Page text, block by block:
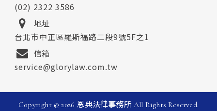
地址
台北市中正區羅斯福路二段9號5F之1
(02) 2322 3586
信箱
service@glorylaw.com.tw
Copyright © 2026 恩典法律事務所 All Rights Reserved.